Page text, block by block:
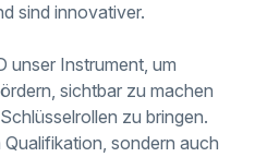
sind innovativer.
unser Instrument, um
sichtbar zu machen
zu bringen.
sondern auch